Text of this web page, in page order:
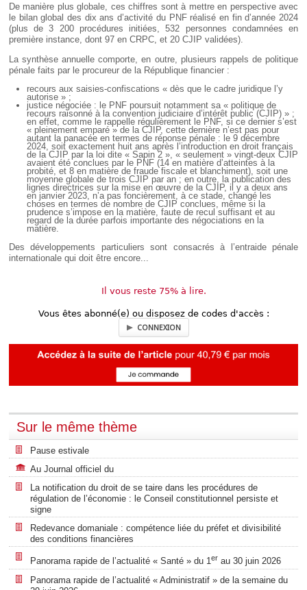
De manière plus globale, ces chiffres sont à mettre en perspective avec
le bilan global des dix ans d’activité du PNF réalisé en fin d’année 2024
(plus de 3 200 procédures initiées, 532 personnes condamnées en
première instance, dont 97 en CRPC, et 20 CJIP validées).
La synthèse annuelle comporte, en outre, plusieurs rappels de politique
pénale faits par le procureur de la République financier :
recours aux saisies-confiscations « dès que le cadre juridique l’y
autorise » ;
justice négociée : le PNF poursuit notamment sa « politique de
recours raisonné à la convention judiciaire d’intérêt public (CJIP) » ;
en effet, comme le rappelle régulièrement le PNF, si ce dernier s’est
« pleinement emparé » de la CJIP, cette dernière n’est pas pour
autant la panacée en termes de réponse pénale : le 9 décembre
2024, soit exactement huit ans après l’introduction en droit français
de la CJIP par la loi dite « Sapin 2 », « seulement » vingt-deux CJIP
avaient été conclues par le PNF (14 en matière d’atteintes à la
probité, et 8 en matière de fraude fiscale et blanchiment), soit une
moyenne globale de trois CJIP par an ; en outre, la publication des
lignes directrices sur la mise en œuvre de la CJIP, il y a deux ans
en janvier 2023, n’a pas foncièrement, à ce stade, changé les
choses en termes de nombre de CJIP conclues, même si la
prudence s’impose en la matière, faute de recul suffisant et au
regard de la durée parfois importante des négociations en la
matière.
Des développements particuliers sont consacrés à l’entraide pénale
internationale qui doit être encore...
Il vous reste 75% à lire.
Vous êtes abonné(e) ou disposez de codes d'accès :
CONNEXION
Sur le même thème
Pause estivale
Au Journal officiel du
La notification du droit de se taire dans les procédures de
régulation de l’économie : le Conseil constitutionnel persiste et
signe
Redevance domaniale : compétence liée du préfet et divisibilité
des conditions financières
Panorama rapide de l’actualité « Santé » du 1er au 30 juin 2026
Panorama rapide de l’actualité « Administratif » de la semaine du